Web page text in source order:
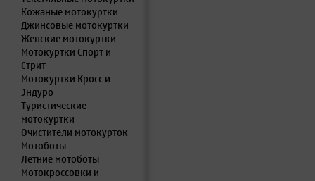
Кожаные мотокуртки
Джинсовые мотокуртки
Женские мотокуртки
Мотокуртки Спорт и
Стрит
Мотокуртки Кросс и
Эндуро
Туристические
мотокуртки
Очистители мотокурток
Мотоботы
Летние мотоботы
Мотокроссовки и